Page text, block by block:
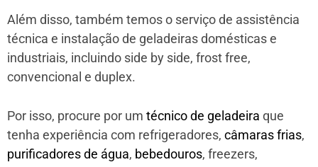
Além disso, também temos o serviço de assistência
técnica e instalação de geladeiras domésticas e
industriais, incluindo side by side, frost free,
convencional e duplex.
Por isso, procure por um técnico de geladeira que
tenha experiência com refrigeradores, câmaras frias,
purificadores de água, bebedouros, freezers,